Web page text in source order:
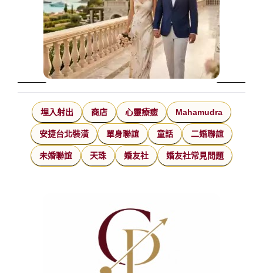
埋入射出 商店 心靈療癒 Mahamudra
安捷台北裝潢 單身聯誼 童話 二婚聯誼
未婚聯誼 天珠 婚友社 婚友社常見問題